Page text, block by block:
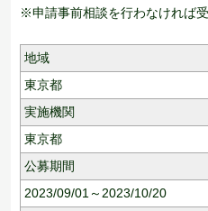
※申請事前相談を行わなければ受
地域
東京都
実施機関
東京都
公募期間
2023/09/01～2023/10/20